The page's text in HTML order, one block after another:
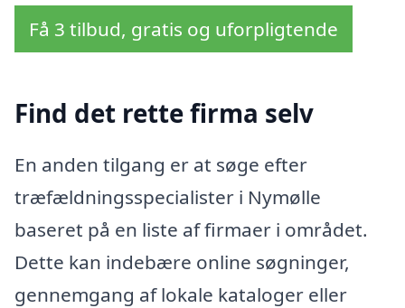
Få 3 tilbud, gratis og uforpligtende
Find det rette firma selv
En anden tilgang er at søge efter
træfældningsspecialister i Nymølle
baseret på en liste af firmaer i området.
Dette kan indebære online søgninger,
gennemgang af lokale kataloger eller